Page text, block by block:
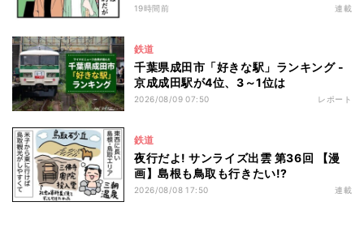
19時間前 連載
鉄道
千葉県成田市「好きな駅」ランキング -
京成成田駅が4位、3～1位は
2026/08/09 07:50 レポート
鉄道
夜行だよ! サンライズ出雲 第36回 【漫
画】島根も鳥取も行きたい!?
2026/08/08 17:50 連載